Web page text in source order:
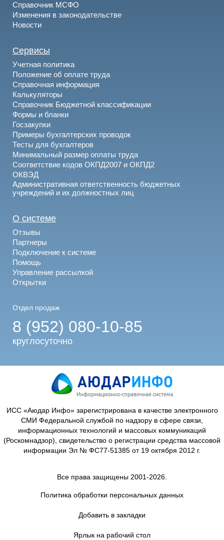
Справочник МСФО
Изменения в законодательстве
Новости
Сервисы
Учетная политика
Положение об оплате труда
Справочная информация
Калькуляторы
Справочник Бюджетной классификации
Формы и бланки
Госзакупки
Примеры бухгалтерских проводок
Тесты для бухгалтеров
Минимальный размер оплаты труда
Соответствие кодов ОКПД2007 и ОКПД2
ОКВЭД
Административная ответственность бюджетных
учреждений и их должностных лиц
О системе
Отзывы
Партнеры
Подключение к системе
Помощь
Управление рассылкой
Открытки
Отдел продаж
8 (952) 080-10-85
круглосуточно
ИСС «Аюдар Инфо» зарегистрирована в качестве электронного
СМИ Федеральной службой по надзору в сфере связи,
информационных технологий и массовых коммуникаций
(Роскомнадзор), свидетельство о регистрации средства массовой
информации Эл № ФС77-51385 от 19 октября 2012 г.
Все права защищены 2001-2026.
Политика обработки персональных данных
Добавить в закладки
Ярлык на рабочий стол